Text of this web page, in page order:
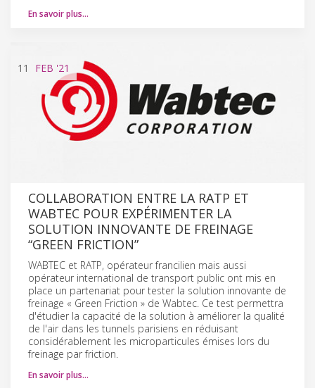
En savoir plus…
11 FEB '21
COLLABORATION ENTRE LA RATP ET
WABTEC POUR EXPÉRIMENTER LA
SOLUTION INNOVANTE DE FREINAGE
“GREEN FRICTION”
WABTEC et RATP, opérateur francilien mais aussi
opérateur international de transport public ont mis en
place un partenariat pour tester la solution innovante de
freinage « Green Friction » de Wabtec. Ce test permettra
d'étudier la capacité de la solution à améliorer la qualité
de l'air dans les tunnels parisiens en réduisant
considérablement les microparticules émises lors du
freinage par friction.
En savoir plus…